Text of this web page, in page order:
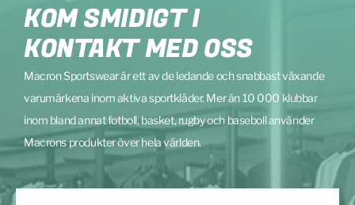
KOM SMIDIGT I
KONTAKT MED OSS
Macron Sportswear är ett av de ledande och snabbast växande
varumärkena inom aktiva sportkläder. Mer än 10 000 klubbar
inom bland annat fotboll, basket, rugby och baseboll använder
Macrons produkter över hela världen.